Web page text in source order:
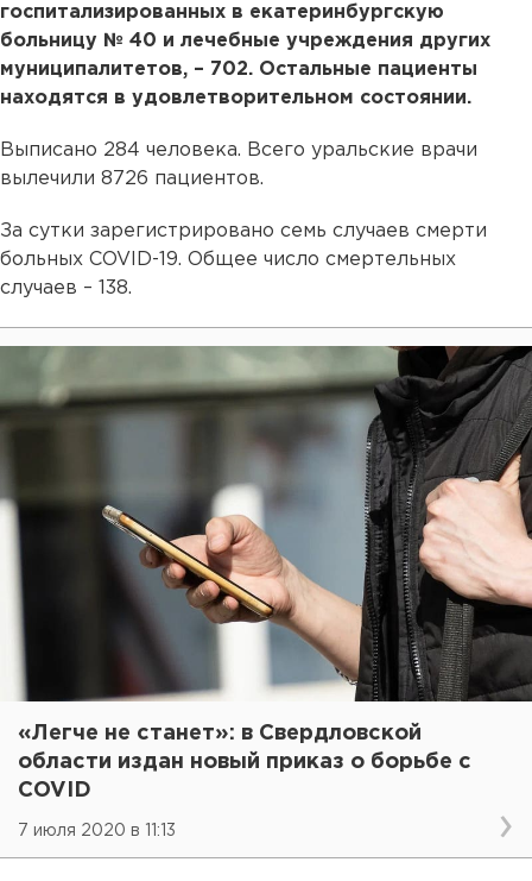
госпитализированных в екатеринбургскую
больницу № 40 и лечебные учреждения других
муниципалитетов, – 702. Остальные пациенты
находятся в удовлетворительном состоянии.
Выписано 284 человека. Всего уральские врачи
вылечили 8726 пациентов.
За сутки зарегистрировано семь случаев смерти
больных COVID-19. Общее число смертельных
случаев – 138.
«Легче не станет»: в Свердловской
области издан новый приказ о борьбе с
COVID
7 июля 2020 в 11:13